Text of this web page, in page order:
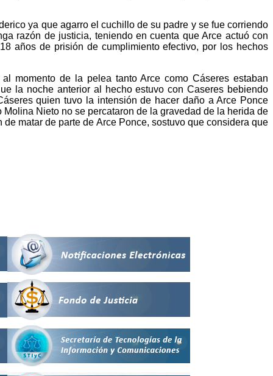
ya que agarro el cuchillo de su padre y se fue corriendo
razón de justicia, teniendo en cuenta que Arce actuó con
años de prisión de cumplimiento efectivo, por los hechos
momento de la pelea tanto Arce como Cáseres estaban
la noche anterior al hecho estuvo con Caseres bebiendo
quien tuvo la intensión de hacer daño a Arce Ponce
Nieto no se percataron de la gravedad de la herida de
matar de parte de Arce Ponce, sostuvo que considera que